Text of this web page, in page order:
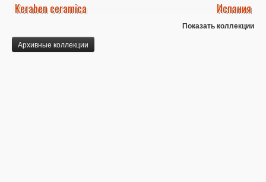
Keraben ceramica Испания
Показать коллекции
Архивные коллекции